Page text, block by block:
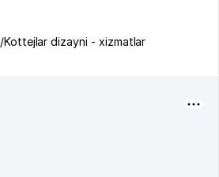
/Kottejlar dizayni - xizmatlar